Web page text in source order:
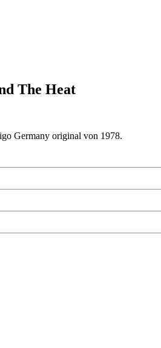
The Heat
Germany original von 1978.